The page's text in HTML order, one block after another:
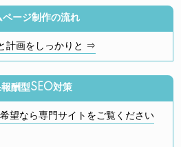
ページ制作の流れ
計画をしっかりと ⇒
報酬型SEO対策
望なら専門サイトをご覧ください